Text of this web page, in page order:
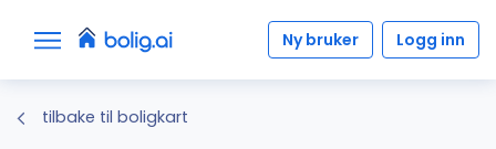
Ny bruker Logg inn
tilbake til boligkart